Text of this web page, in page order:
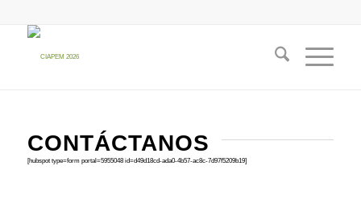
CONTÁCTANOS
[hubspot type=form portal=5955048 id=d49d18cd-ada0-4b57-ac8c-7d97f5209b19]